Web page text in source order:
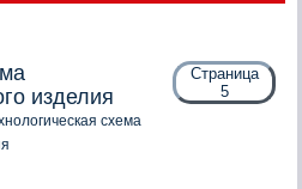
Страница
5
изделия
схема